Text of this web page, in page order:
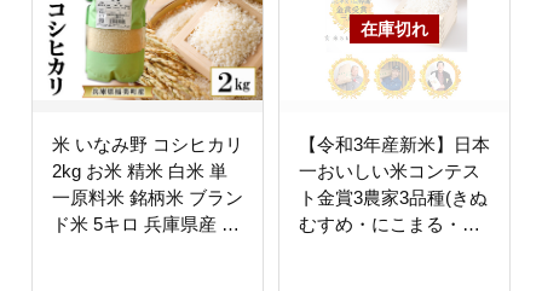
米 いなみ野 コシヒカリ
2kg お米 精米 白米 単
一原料米 銘柄米 ブラン
ド米 5キロ 兵庫県産 兵
【令和3年産新米】日本
一おいしい米コンテス
ト金賞3農家3品種(きぬ
むすめ・にこまる・ヒ